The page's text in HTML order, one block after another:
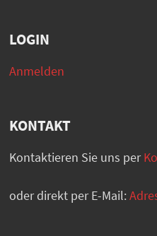
LOGIN
Anmelden
KONTAKT
Kontaktieren Sie uns per
oder direkt per E-Mail: